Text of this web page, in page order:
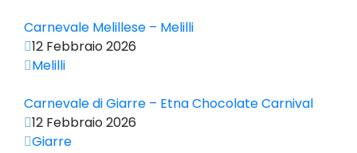
Carnevale Melillese – Melilli
12 Febbraio 2026
Melilli
Carnevale di Giarre – Etna Chocolate Carnival
12 Febbraio 2026
Giarre